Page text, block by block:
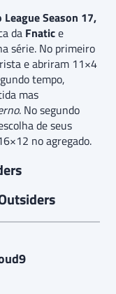
League Season 17,
da Fnatice
série. No primeiro
e abriram 11×4
tempo,
mas
. No segundo
de seus
no agregado.